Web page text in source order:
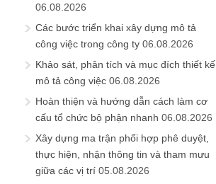
06.08.2026
Các bước triển khai xây dựng mô tả
công việc trong công ty 06.08.2026
Khảo sát, phân tích và mục đích thiết kế
mô tả công việc 06.08.2026
Hoàn thiện và hướng dẫn cách làm cơ
cấu tổ chức bộ phận nhanh 06.08.2026
Xây dựng ma trận phối hợp phê duyệt,
thực hiện, nhận thông tin và tham mưu
giữa các vị trí 05.08.2026